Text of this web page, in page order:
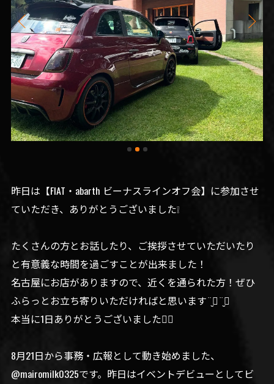
昨日は【FIAT・abarth ビーナスラインオフ会】に参加させ
ていただき、ありがとうございました❕
たくさんの方とお話したり、ご挨拶させていただいたり
と有意義な時間を過ごすことが出来ました！
名古屋にお店がありますので、近くを通られた方！ぜひ
ふらっとお立ち寄りいただければと思います¨̮⃝¨̮⃝
本当に1日ありがとうございました🙇‍♀️
8月21日から事務・広報として動き始めました、
@mairomilk0325です。昨日はイベントデビューとしてビ